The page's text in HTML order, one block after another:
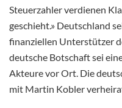
Steuerzahler verdienen
geschieht.» Deutschland
finanziellen Unterstützer
deutsche Botschaft sei
Akteure vor Ort. Die
mit Martin Kobler